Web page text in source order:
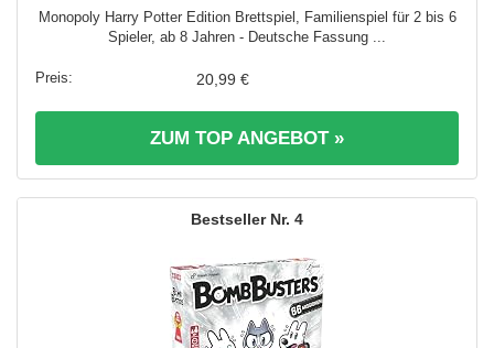
Monopoly Harry Potter Edition Brettspiel, Familienspiel für 2 bis 6
Spieler, ab 8 Jahren - Deutsche Fassung ...
20,99 €
ZUM TOP ANGEBOT »
4